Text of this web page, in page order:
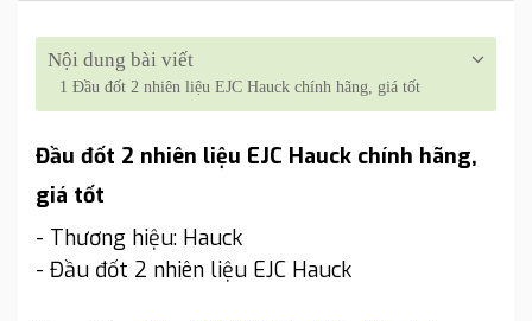
Nội dung bài viết
1 Đầu đốt 2 nhiên liệu EJC Hauck chính hãng, giá tốt
Đầu đốt 2 nhiên liệu EJC Hauck chính hãng,
giá tốt
- Thương hiệu: Hauck
- Đầu đốt 2 nhiên liệu EJC Hauck